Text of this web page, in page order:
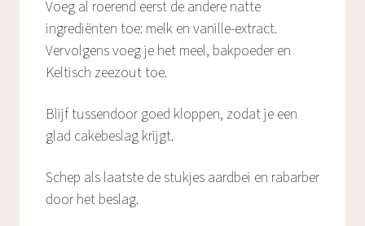
Voeg al roerend eerst de andere natte
ingrediënten toe: melk en vanille-extract.
Vervolgens voeg je het meel, bakpoeder en
Keltisch zeezout toe.
Blijf tussendoor goed kloppen, zodat je een
glad cakebeslag krijgt.
Schep als laatste de stukjes aardbei en rabarber
door het beslag.